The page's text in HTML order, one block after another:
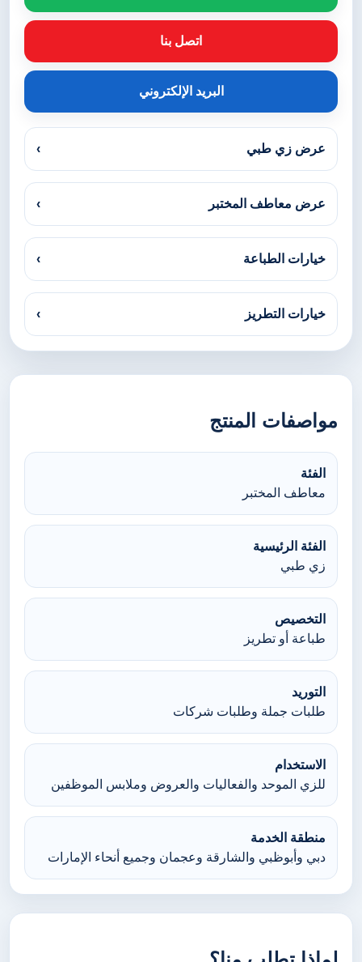
اتصل بنا
البريد الإلكتروني
عرض زي طبي ›
عرض معاطف المختبر ›
خيارات الطباعة ›
خيارات التطريز ›
مواصفات المنتج
الفئة
معاطف المختبر
الفئة الرئيسية
زي طبي
التخصيص
طباعة أو تطريز
التوريد
طلبات جملة وطلبات شركات
الاستخدام
للزي الموحد والفعاليات والعروض وملابس الموظفين
منطقة الخدمة
دبي وأبوظبي والشارقة وعجمان وجميع أنحاء الإمارات